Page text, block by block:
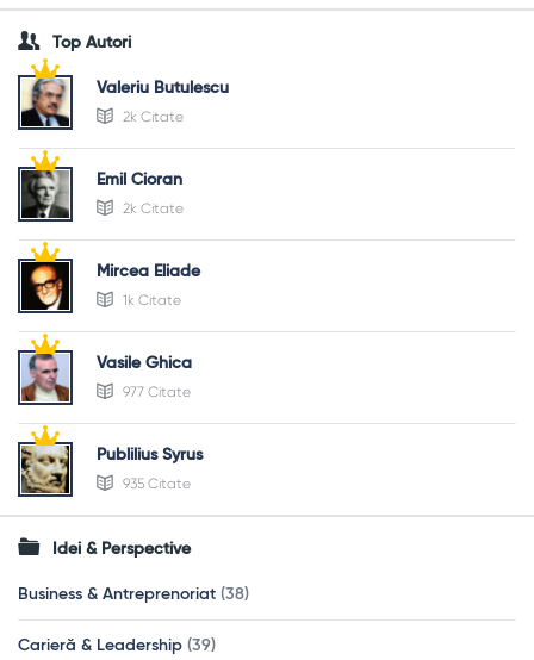
Top Autori
Valeriu Butulescu
2k Citate
Emil Cioran
2k Citate
Mircea Eliade
1k Citate
Vasile Ghica
977 Citate
Publilius Syrus
935 Citate
Idei & Perspective
Business & Antreprenoriat (38)
Carieră & Leadership (39)